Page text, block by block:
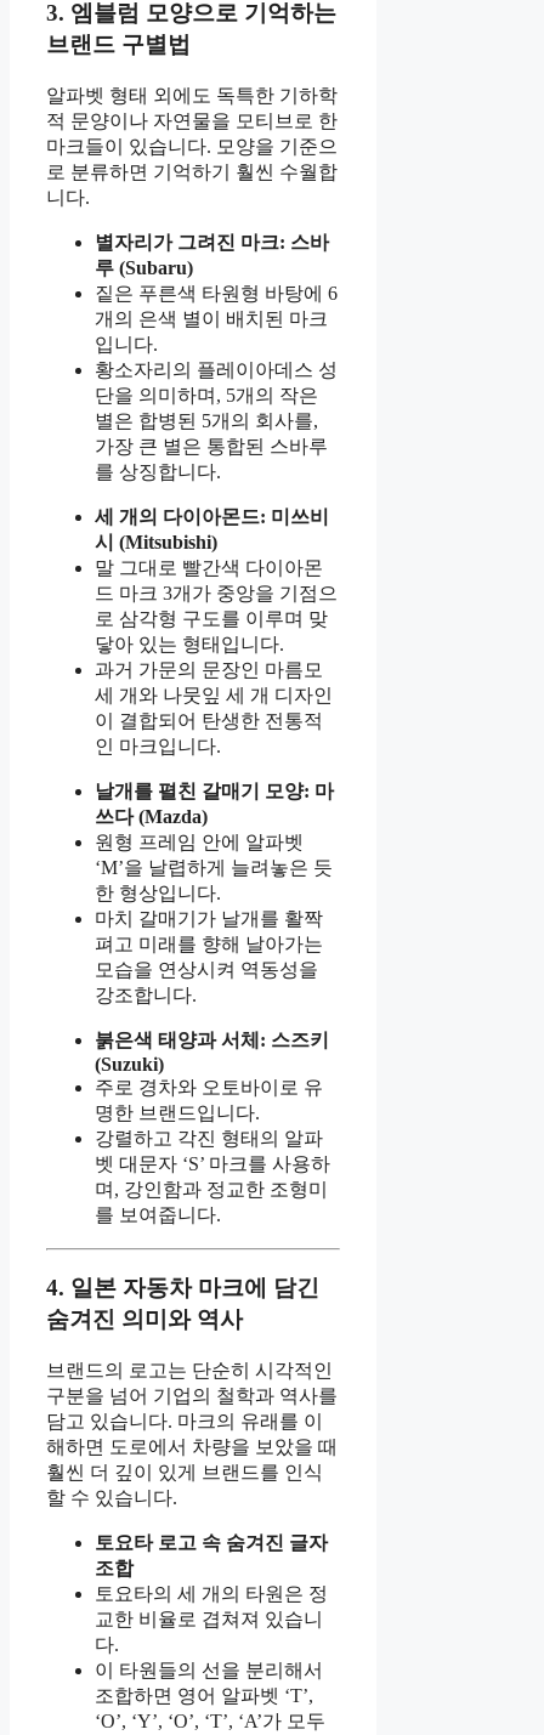
3. 엠블럼 모양으로 기억하는
브랜드 구별법
알파벳 형태 외에도 독특한 기하학
적 문양이나 자연물을 모티브로 한
마크들이 있습니다. 모양을 기준으
로 분류하면 기억하기 훨씬 수월합
니다.
별자리가 그려진 마크: 스바
루 (Subaru)
짙은 푸른색 타원형 바탕에 6
개의 은색 별이 배치된 마크
입니다.
황소자리의 플레이아데스 성
단을 의미하며, 5개의 작은
별은 합병된 5개의 회사를,
가장 큰 별은 통합된 스바루
를 상징합니다.
세 개의 다이아몬드: 미쓰비
시 (Mitsubishi)
말 그대로 빨간색 다이아몬
드 마크 3개가 중앙을 기점으
로 삼각형 구도를 이루며 맞
닿아 있는 형태입니다.
과거 가문의 문장인 마름모
세 개와 나뭇잎 세 개 디자인
이 결합되어 탄생한 전통적
인 마크입니다.
날개를 펼친 갈매기 모양: 마
쓰다 (Mazda)
원형 프레임 안에 알파벳
‘M’을 날렵하게 늘려놓은 듯
한 형상입니다.
마치 갈매기가 날개를 활짝
펴고 미래를 향해 날아가는
모습을 연상시켜 역동성을
강조합니다.
붉은색 태양과 서체: 스즈키
(Suzuki)
주로 경차와 오토바이로 유
명한 브랜드입니다.
강렬하고 각진 형태의 알파
벳 대문자 ‘S’ 마크를 사용하
며, 강인함과 정교한 조형미
를 보여줍니다.
4. 일본 자동차 마크에 담긴
숨겨진 의미와 역사
브랜드의 로고는 단순히 시각적인
구분을 넘어 기업의 철학과 역사를
담고 있습니다. 마크의 유래를 이
해하면 도로에서 차량을 보았을 때
훨씬 더 깊이 있게 브랜드를 인식
할 수 있습니다.
토요타 로고 속 숨겨진 글자
조합
토요타의 세 개의 타원은 정
교한 비율로 겹쳐져 있습니
다.
이 타원들의 선을 분리해서
조합하면 영어 알파벳 ‘T’,
‘O’, ‘Y’, ‘O’, ‘T’, ‘A’가 모두